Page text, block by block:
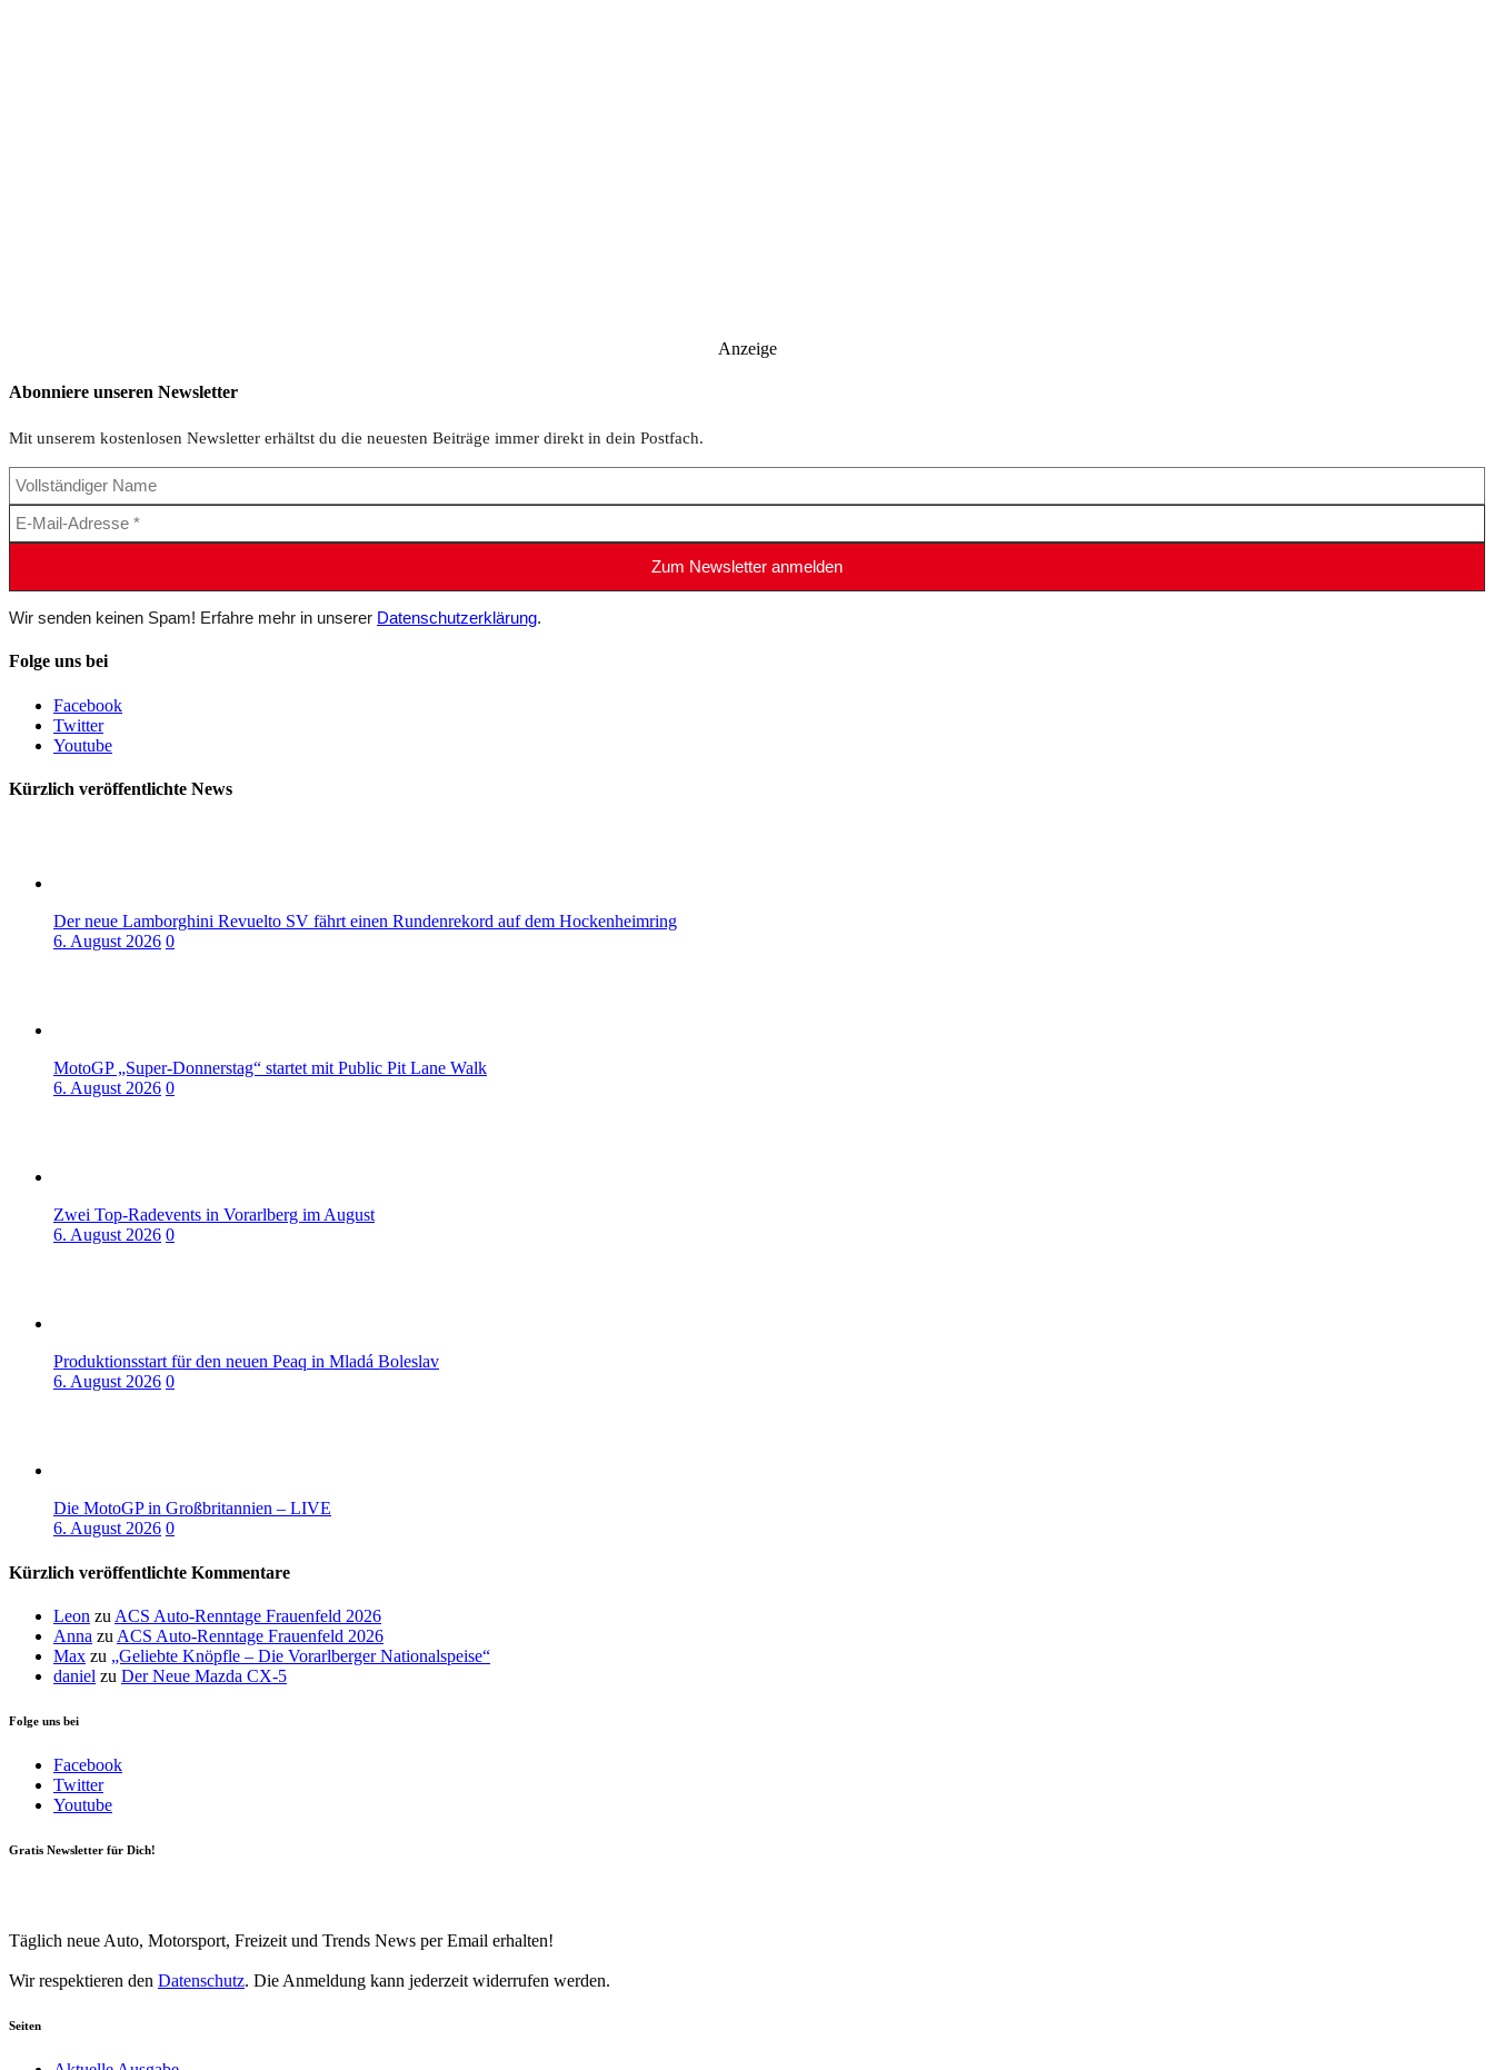
Anzeige
Abonniere unseren Newsletter
Mit unserem kostenlosen Newsletter erhältst du die neuesten Beiträge immer direkt in dein Postfach.
Wir senden keinen Spam! Erfahre mehr in unserer Datenschutzerklärung.
Folge uns bei
Facebook
Twitter
Youtube
Kürzlich veröffentlichte News
Der neue Lamborghini Revuelto SV fährt einen Rundenrekord auf dem Hockenheimring
6. August 2026 0
MotoGP „Super-Donnerstag“ startet mit Public Pit Lane Walk
6. August 2026 0
Zwei Top-Radevents in Vorarlberg im August
6. August 2026 0
Produktionsstart für den neuen Peaq in Mladá Boleslav
6. August 2026 0
Die MotoGP in Großbritannien – LIVE
6. August 2026 0
Kürzlich veröffentlichte Kommentare
Leon zu ACS Auto-Renntage Frauenfeld 2026
Anna zu ACS Auto-Renntage Frauenfeld 2026
Max zu „Geliebte Knöpfle – Die Vorarlberger Nationalspeise“
daniel zu Der Neue Mazda CX-5
Folge uns bei
Facebook
Twitter
Youtube
Gratis Newsletter für Dich!
Täglich neue Auto, Motorsport, Freizeit und Trends News per Email erhalten!
Wir respektieren den Datenschutz. Die Anmeldung kann jederzeit widerrufen werden.
Seiten